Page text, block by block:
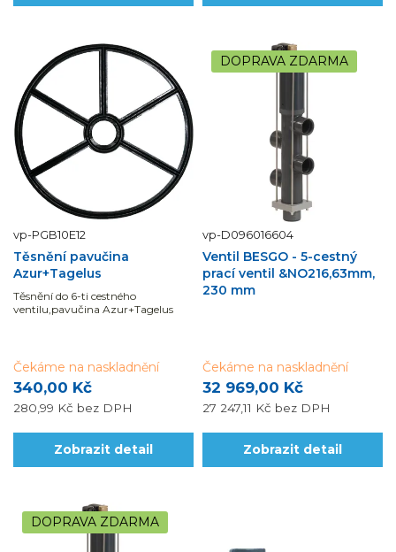
vp-PGB10E12
Těsnění pavučina
Azur+Tagelus
Těsnění do 6-ti cestného
ventilu,pavučina Azur+Tagelus
340,00 Kč
280,99 Kč bez DPH
Čekáme na naskladnění
Zobrazit detail
DOPRAVA ZDARMA
vp-D096016604
Ventil BESGO - 5-cestný
prací ventil &NO216,63mm,
230 mm
32 969,00 Kč
27 247,11 Kč bez DPH
Čekáme na naskladnění
Zobrazit detail
DOPRAVA ZDARMA